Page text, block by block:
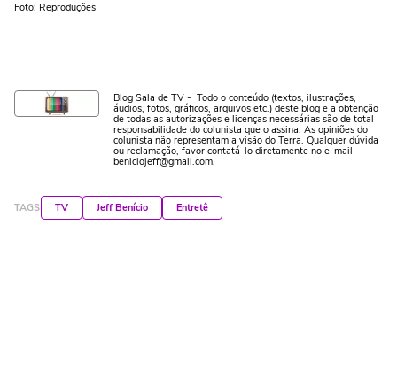
Foto: Reproduções
Blog Sala de TV - Todo o conteúdo (textos, ilustrações,
áudios, fotos, gráficos, arquivos etc.) deste blog e a obtenção
de todas as autorizações e licenças necessárias são de total
responsabilidade do colunista que o assina. As opiniões do
colunista não representam a visão do Terra. Qualquer dúvida
ou reclamação, favor contatá-lo diretamente no e-mail
beniciojeff@gmail.com.
TAGS TV Jeff Benício Entretê